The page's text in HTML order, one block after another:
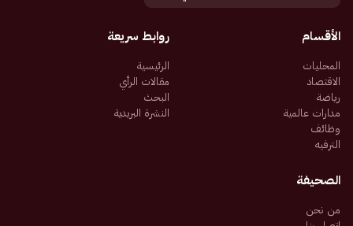
الأقسام
المحليات
الاقتصاد
رياضة
مدارات عالمية
وظائف
الترفيه
روابط سريعة
الرئيسية
مقالات الرأي
البحث
النشرة البريدية
الصحيفة
من نحن